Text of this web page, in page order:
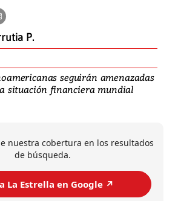
P.
seguirán amenazadas
situación financiera mundial
nuestra cobertura en los resultados
de búsqueda.
La Estrella en Google ↗️